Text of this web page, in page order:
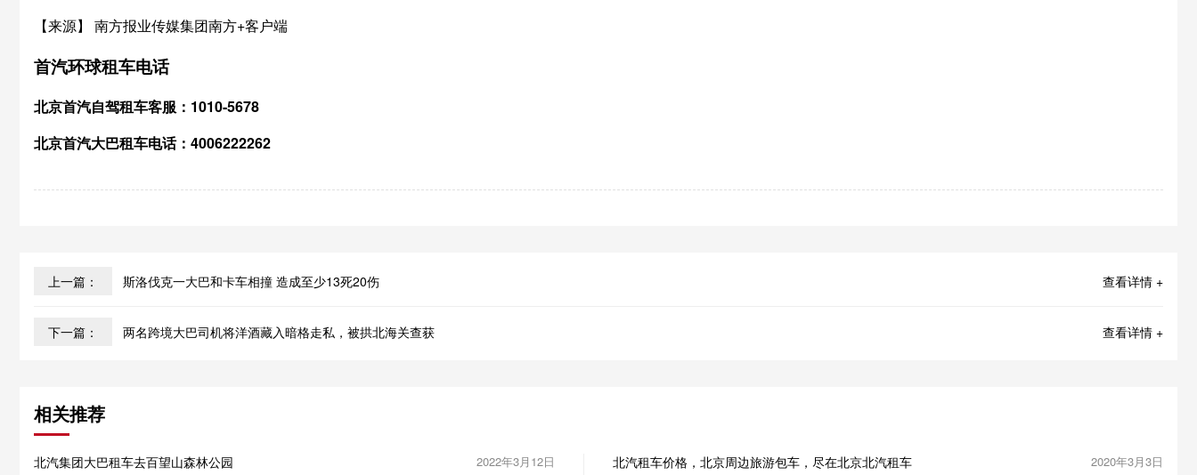
【来源】 南方报业传媒集团南方+客户端
首汽环球租车电话
北京首汽自驾租车客服：1010-5678
北京首汽大巴租车电话：4006222262
上一篇： 查看详情 +
斯洛伐克一大巴和卡车相撞 造成至少13死20伤
下一篇： 查看详情 +
两名跨境大巴司机将洋酒藏入暗格走私，被拱北海关查获
相关推荐
北汽集团大巴租车去百望山森林公园 2022年3月12日 北汽租车价格，北京周边旅游包车，尽在北京北汽租车 2020年3月3日